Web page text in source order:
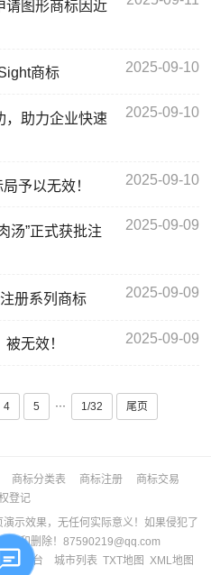
请图形商标因近
商标 2025-09-10
，助力企业快速
2025-09-10
予以无效！ 2025-09-10
汤”正式获批注
2025-09-09
册系列商标 2025-09-09
无效！ 2025-09-09
4 5 ··· 1/32 尾页
商标分类表 商标注册
商标交易
登记
示效果，无任何实际意义！如果侵犯了
正和删除！87590219@qq.com
务平台 城市列表 TXT地图 XML地图